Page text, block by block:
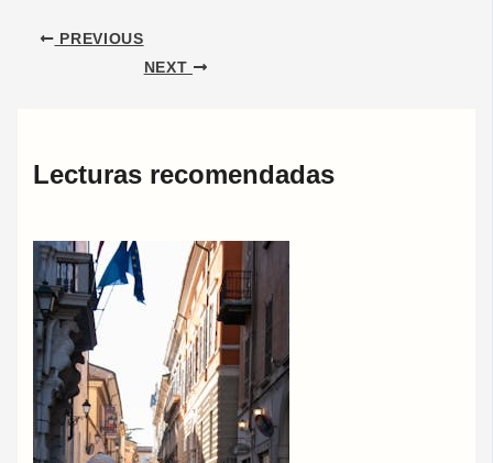
PREVIOUS
NEXT
Lecturas recomendadas